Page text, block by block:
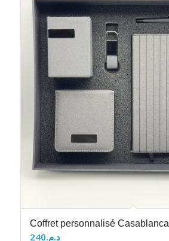
Coffret personnalisé Casablanca
د.م.240